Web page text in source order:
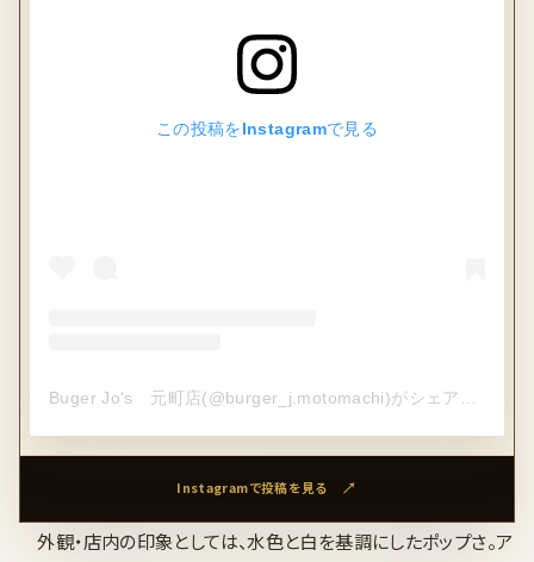
この投稿をInstagramで見る
Instagramで投稿を見る
外観・店内の印象としては、水色と白を基調にしたポップさ。ア